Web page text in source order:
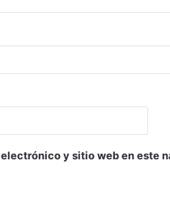
y sitio web en este